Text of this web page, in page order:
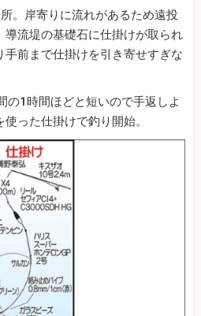
。岸寄りに流れがあるため遠投
流堤の基礎石に仕掛けが取られ
手前まで仕掛けを引き寄せすぎな
の1時間ほどと短いので手返しよ
った仕掛けで釣り開始。